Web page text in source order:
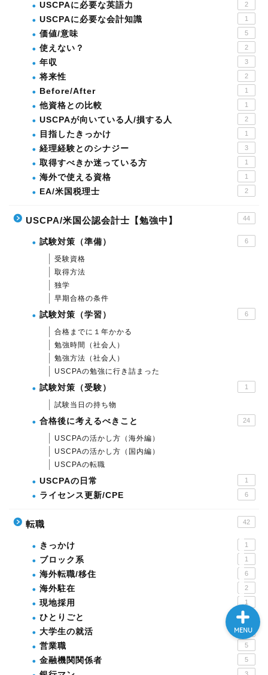
USCPAに必要な英語力 2
USCPAに必要な会計知識 1
価値/意味 5
使えない？ 2
年収 3
将来性 2
Before/After 1
他資格との比較 1
USCPAが向いている人/損する人 2
目指したきっかけ 1
経理経験とのシナジー 3
取得すべきか迷っている方 1
海外で使える資格 1
EA/米国税理士 2
USCPA/米国公認会計士【勉強中】 44
試験対策（準備） 6
受験資格
取得方法
独学
早期合格の条件
試験対策（学習） 6
合格までに１年かかる
勉強時間（社会人）
勉強方法（社会人）
USCPAの勉強に行き詰まった
試験対策（受験） 1
試験当日の持ち物
合格後に考えるべきこと 24
USCPAの活かし方（海外編）
USCPAの活かし方（国内編）
USCPAの転職
USCPAの日常 1
ライセンス更新/CPE 6
転職 42
きっかけ 1
ブロック系 1
海外転職/移住 6
海外駐在 2
現地採用 1
ひとりごと 6
大学生の就活 5
営業職 5
金融機関関係者 5
MENU
本ブログについて